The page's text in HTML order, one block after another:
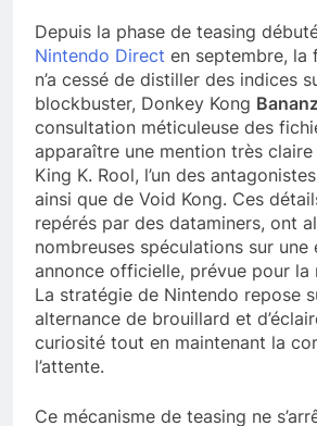
Depuis la phase de teasing
Nintendo Direct en septembre, la
n’a cessé de distiller des indices
blockbuster, Donkey Kong
consultation méticuleuse des
apparaître une mention très claire
King K. Rool, l’un des
ainsi que de Void Kong. Ces
repérés par des dataminers, ont
nombreuses spéculations sur une
annonce officielle, prévue pour la
La stratégie de Nintendo repose
alternance de brouillard et
curiosité tout en maintenant la
l’attente.
Ce mécanisme de teasing ne